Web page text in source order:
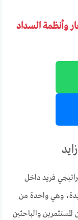
وأنظمة السداد
فريد داخل
وهي واحدة من
المستثمرين والباحثين